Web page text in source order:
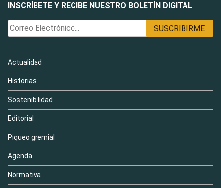
INSCRÍBETE Y RECIBE NUESTRO BOLETÍN DIGITAL
Actualidad
Historias
Sostenibilidad
Editorial
Piqueo gremial
Agenda
Normativa